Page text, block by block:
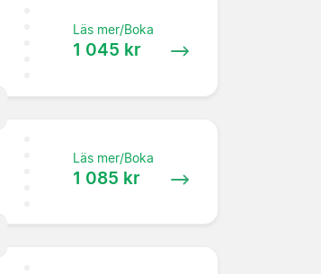
Läs mer/Boka
1 045 kr
Läs mer/Boka
1 085 kr